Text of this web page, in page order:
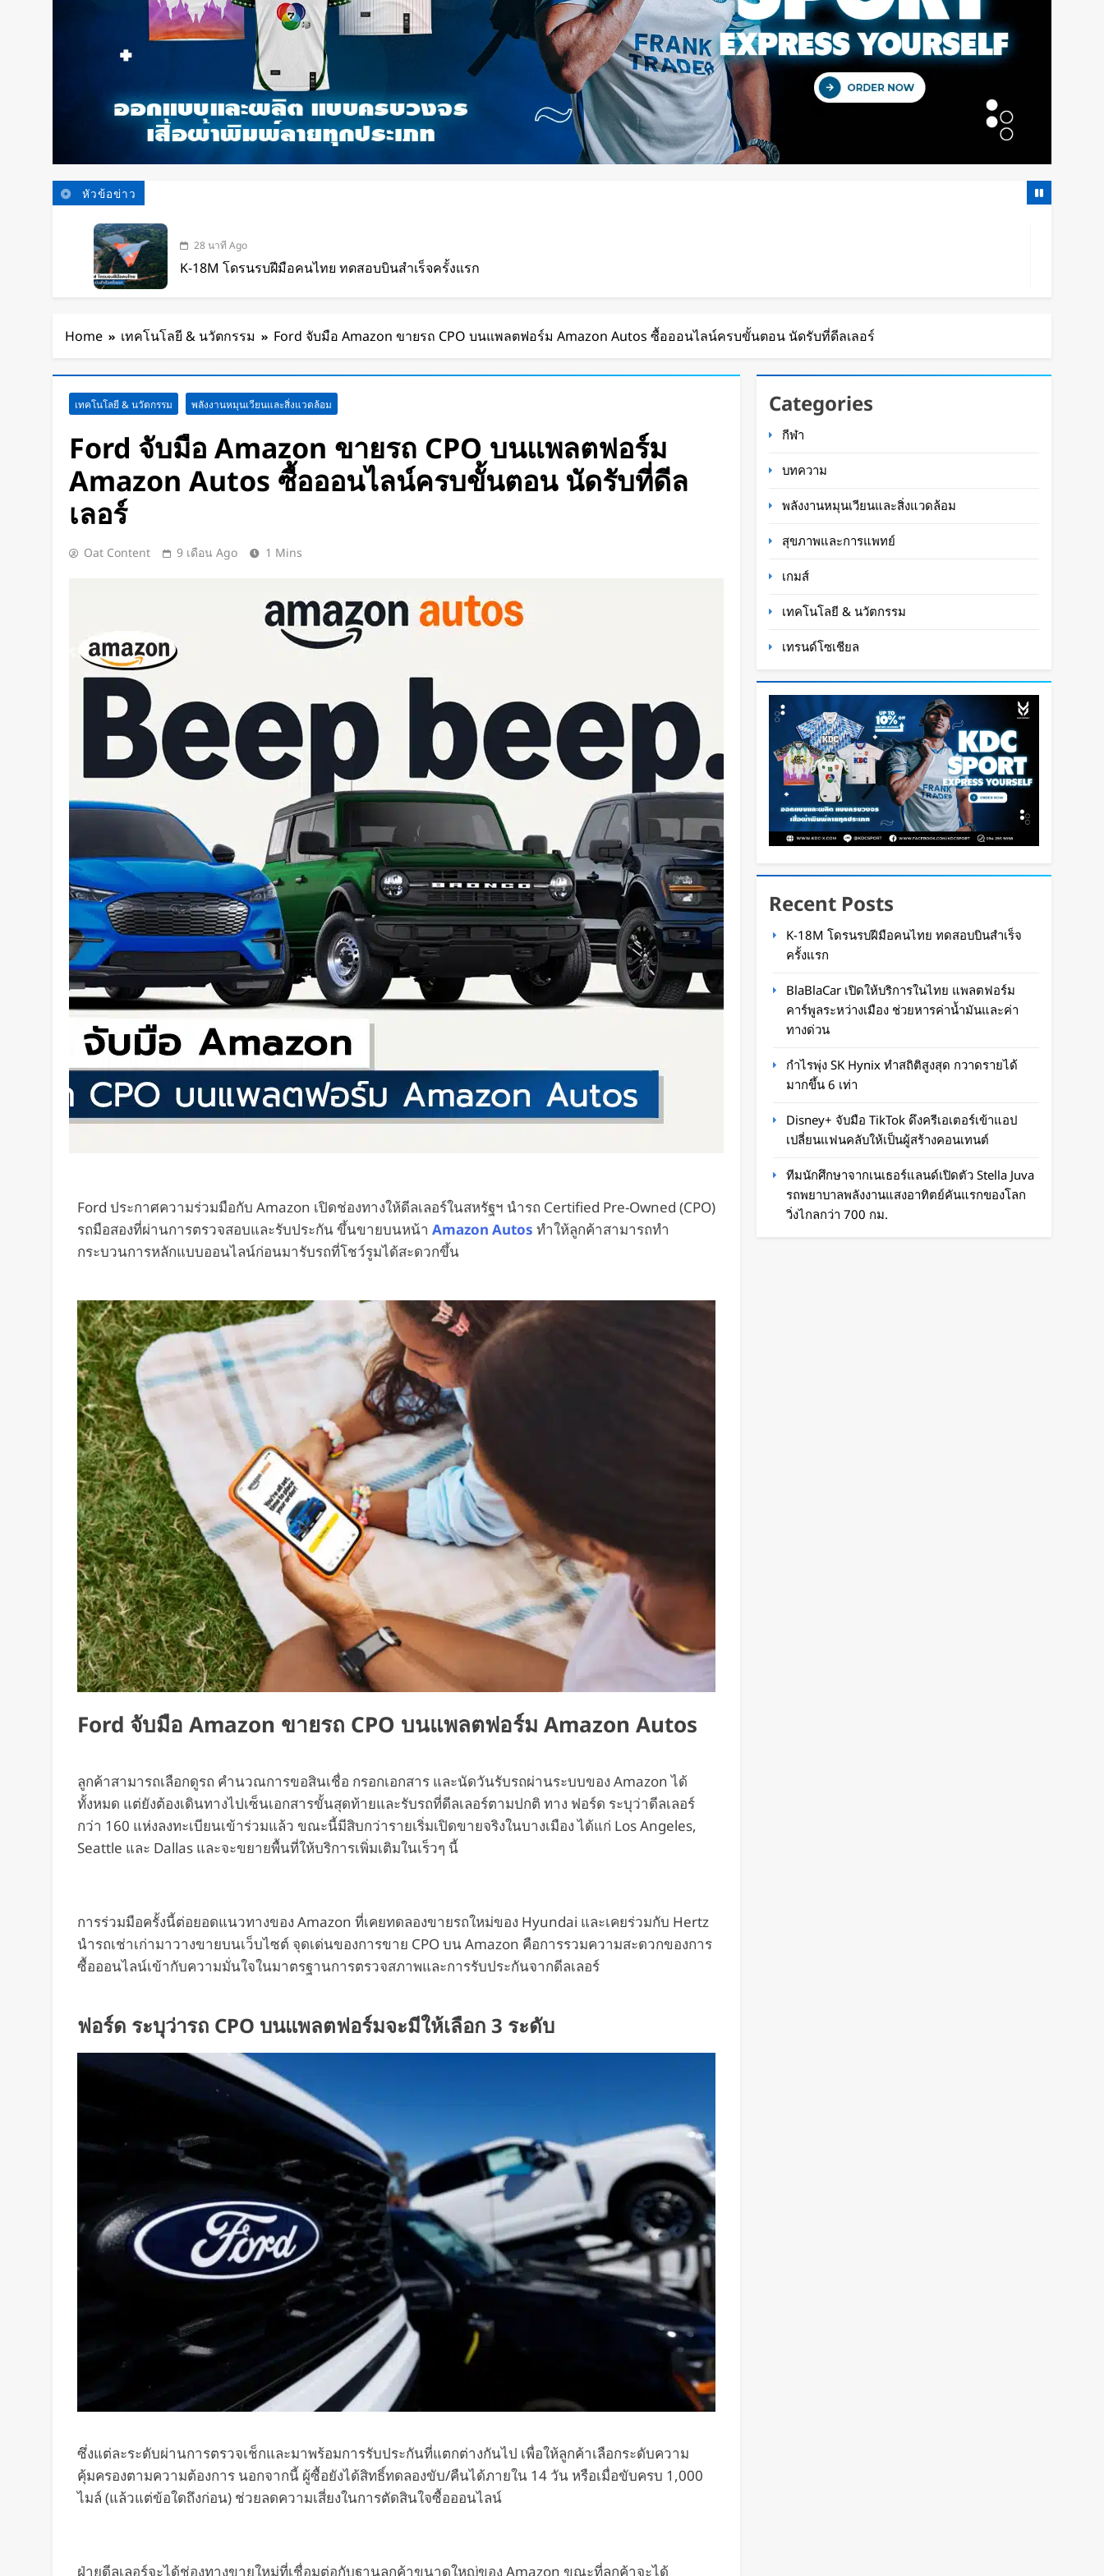
หัวข้อข่าว
28 นาที Ago
K-18M โดรนรบฝีมือคนไทย ทดสอบบินสำเร็จครั้งแรก
ระหว่างเมือง ช่วยหารค่าน้ำมันและค่าทางด่วน
กำไรพุ่ง SK Hynix ทำสถิติสูงสุด กวาดรายได้มากขึ้น 6
เท่า
Disney+ จับมือ TikTok ดึงครีเอเตอร์เข้าแอป เปลี่ยน
แฟนคลับให้เป็นผู้สร้างคอนเทนต์
กว่า 700 กม.
2 วัน Ago
Smart Dial บนเคสชาร์จ และแบตฯ ใช้งานสูงสุด 32.5
Spotify เพิ่มโหมดวิ่งใหม่ ปรับเพลงตามความเร็วและ
Meta Horizon+ จับมือ Xbox Game Pass เปลี่ยนแว่น
Meta Quest ให้กลายเป็นจอเกมเสมือนขนาด 26 ฟุต
2 วัน Ago
ชัดแม้แสงน้อย! จีนพัฒนาแว่น Night Vision มองกลาง
เปลี่ยนขยะพลาสติกเป็นพลังงานสะอาด! นักวิจัยค้นพบ
วิธีผลิต “ไฮโดรเจน” จากพลาสติกผสม โดยไม่ต้องคัด
แยกก่อน
Home เทคโนโลยี & นวัตกรรม Ford จับมือ Amazon ขายรถ CPO บนแพลตฟอร์ม Amazon Autos ซื้อออนไลน์ครบขั้นตอน นัดรับที่ดีลเลอร์
เทคโนโลยี & นวัตกรรม พลังงานหมุนเวียนและสิ่งแวดล้อม
Ford จับมือ Amazon ขายรถ CPO บนแพลตฟอร์ม
Amazon Autos ซื้อออนไลน์ครบขั้นตอน นัดรับที่ดีล
เลอร์
Oat Content 9 เดือน Ago 1 Mins
Ford ประกาศความร่วมมือกับ Amazon เปิดช่องทางให้ดีลเลอร์ในสหรัฐฯ นำรถ Certified Pre-Owned (CPO)
รถมือสองที่ผ่านการตรวจสอบและรับประกัน ขึ้นขายบนหน้า Amazon Autos ทำให้ลูกค้าสามารถทำ
กระบวนการหลักแบบออนไลน์ก่อนมารับรถที่โชว์รูมได้สะดวกขึ้น
Ford จับมือ Amazon ขายรถ CPO บนแพลตฟอร์ม Amazon Autos
ลูกค้าสามารถเลือกดูรถ คำนวณการขอสินเชื่อ กรอกเอกสาร และนัดวันรับรถผ่านระบบของ Amazon ได้
ทั้งหมด แต่ยังต้องเดินทางไปเซ็นเอกสารขั้นสุดท้ายและรับรถที่ดีลเลอร์ตามปกติ ทาง ฟอร์ด ระบุว่าดีลเลอร์
กว่า 160 แห่งลงทะเบียนเข้าร่วมแล้ว ขณะนี้มีสิบกว่ารายเริ่มเปิดขายจริงในบางเมือง ได้แก่ Los Angeles,
Seattle และ Dallas และจะขยายพื้นที่ให้บริการเพิ่มเติมในเร็วๆ นี้
การร่วมมือครั้งนี้ต่อยอดแนวทางของ Amazon ที่เคยทดลองขายรถใหม่ของ Hyundai และเคยร่วมกับ Hertz
นำรถเช่าเก่ามาวางขายบนเว็บไซต์ จุดเด่นของการขาย CPO บน Amazon คือการรวมความสะดวกของการ
ซื้อออนไลน์เข้ากับความมั่นใจในมาตรฐานการตรวจสภาพและการรับประกันจากดีลเลอร์
ฟอร์ด ระบุว่ารถ CPO บนแพลตฟอร์มจะมีให้เลือก 3 ระดับ
ซึ่งแต่ละระดับผ่านการตรวจเช็กและมาพร้อมการรับประกันที่แตกต่างกันไป เพื่อให้ลูกค้าเลือกระดับความ
คุ้มครองตามความต้องการ นอกจากนี้ ผู้ซื้อยังได้สิทธิ์ทดลองขับ/คืนได้ภายใน 14 วัน หรือเมื่อขับครบ 1,000
ไมล์ (แล้วแต่ข้อใดถึงก่อน) ช่วยลดความเสี่ยงในการตัดสินใจซื้อออนไลน์
ฝ่ายดีลเลอร์จะได้ช่องทางขายใหม่ที่เชื่อมต่อกับฐานลูกค้าขนาดใหญ่ของ Amazon ขณะที่ลูกค้าจะได้
Categories
กีฬา
บทความ
พลังงานหมุนเวียนและสิ่งแวดล้อม
สุขภาพและการแพทย์
เกมส์
เทคโนโลยี & นวัตกรรม
เทรนด์โซเชียล
Recent Posts
K-18M โดรนรบฝีมือคนไทย ทดสอบบินสำเร็จ
ครั้งแรก
BlaBlaCar เปิดให้บริการในไทย แพลตฟอร์ม
คาร์พูลระหว่างเมือง ช่วยหารค่าน้ำมันและค่า
ทางด่วน
กำไรพุ่ง SK Hynix ทำสถิติสูงสุด กวาดรายได้
มากขึ้น 6 เท่า
Disney+ จับมือ TikTok ดึงครีเอเตอร์เข้าแอป
เปลี่ยนแฟนคลับให้เป็นผู้สร้างคอนเทนต์
ทีมนักศึกษาจากเนเธอร์แลนด์เปิดตัว Stella Juva
รถพยาบาลพลังงานแสงอาทิตย์คันแรกของโลก
วิ่งไกลกว่า 700 กม.